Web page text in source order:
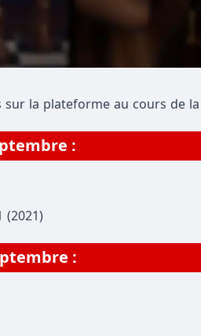
la plateforme au cours de
:
(2021)
: